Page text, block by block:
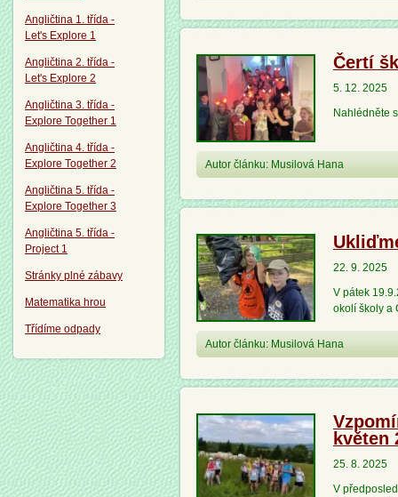
Čertí
5. 12. 2025
Nahlédněte
Autor článku: Musilová Hana
22. 9. 2025
V pátek
okolí školy a
Autor článku: Musilová Hana
květen
25. 8. 2025
V
Angličtina 1. třída -
Let's Explore 1
Angličtina 2. třída -
Let's Explore 2
Angličtina 3. třída -
Explore Together 1
Angličtina 4. třída -
Explore Together 2
Angličtina 5. třída -
Explore Together 3
Angličtina 5. třída -
Project 1
Stránky plné zábavy
Matematika hrou
Třídíme odpady